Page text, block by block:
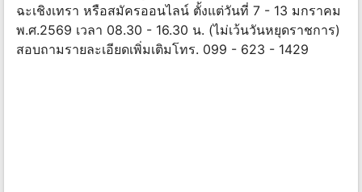
ฉะเชิงเทรา หรือสมัครออนไลน์ ตั้งแต่วันที่ 7 - 13 มกราคม
พ.ศ.2569 เวลา 08.30 - 16.30 น. (ไม่เว้นวันหยุดราชการ)
สอบถามรายละเอียดเพิ่มเติมโทร. 099 - 623 - 1429